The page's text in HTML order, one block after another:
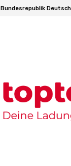
Bundesrepublik